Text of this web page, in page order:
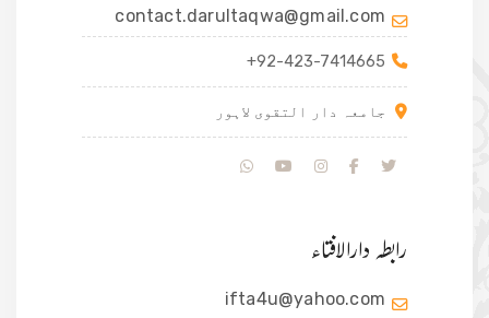
contact.darultaqwa@gmail.com
+92-423-7414665
جامعہ دار التقوی لاہور
رابطہ دارالافتاء
ifta4u@yahoo.com